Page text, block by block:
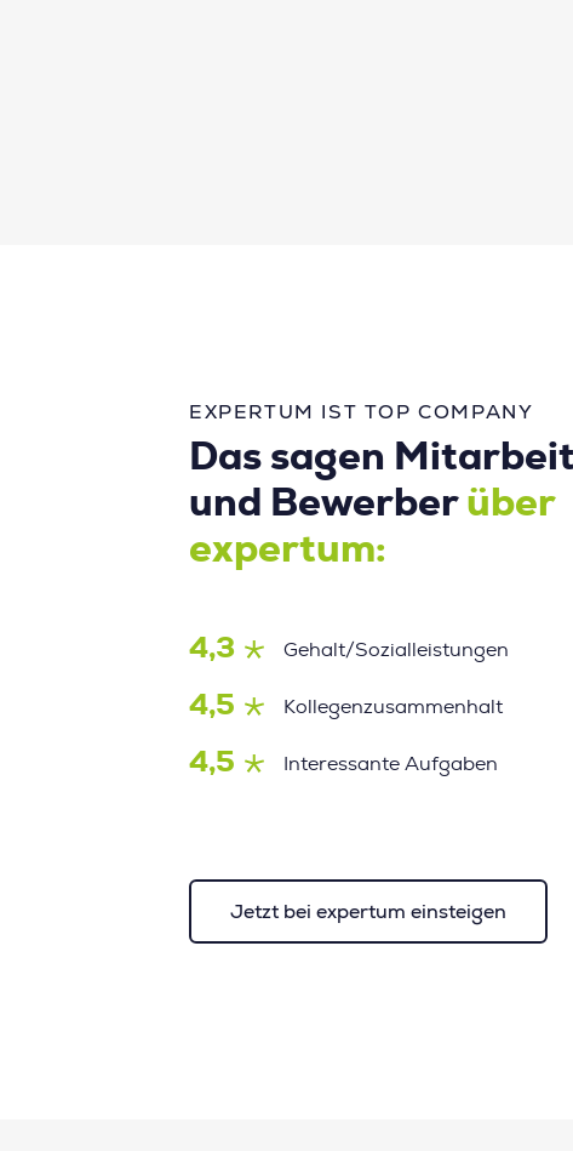
EXPERTUM IST TOP COMPANY
Das sagen
und Bewerber über
expertum:
4,3 Gehalt/Sozialleistungen
4,5 Kollegenzusammenhalt
4,5 Interessante Aufgaben
Jetzt bei expertum einsteigen